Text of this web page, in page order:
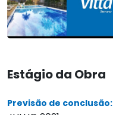
Estágio da Obra
Previsão de conclusão: